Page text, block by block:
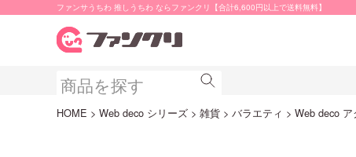
ファンサうちわ 推しうちわ ならファンクリ【合計6,600円以上で送料無料】
HOME Web deco シリーズ 雑貨 バラエティ Web deco